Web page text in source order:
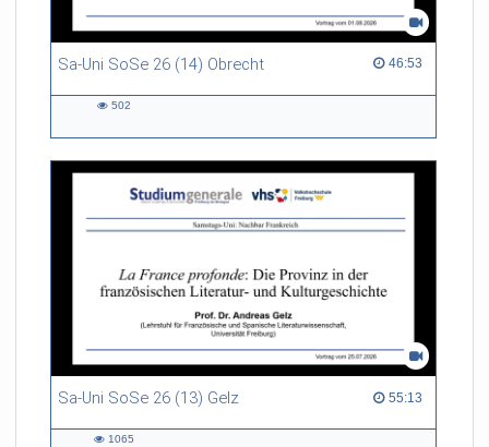
Sa-Uni SoSe 26 (14) Obrecht 46:53
46:53 duration
502
Sa-Uni SoSe 26 (13) Gelz 55:13
55:13 duration
1065